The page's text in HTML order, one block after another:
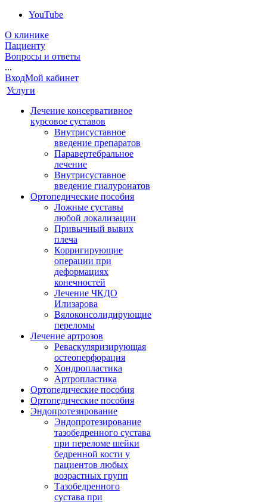
YouTube
О клинике
Пациенту
Вопросы и ответы
...
ВходМой кабинет
Услуги
Лечение консервативное
курсовое суставов
Внутрисуставное
введение препаратов
Паравертебральное
лечение
Внутрисуставное
введение гиалуронатов
Ортопедические пособия
Ложные суставы
любой локализации
Привычный вывих
плеча
Корригирующие
операции при
деформациях
конечностей
Лечение ЧКДО
Илизарова
Вялоконсолидирующие
переломы
Лечение артрозов
Реваскуляризирующая
остеоперфорация
Хондропластика
Артропластика
Ортопедические пособия
Ортопедические пособия
Эндопротезирование
Эндопротезирование
тазобедренного сустава
при переломе шейки
бедренной кости у
пациентов любых
возрастных групп
Тазобедренного
сустава при